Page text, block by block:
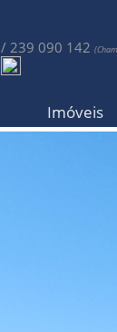
/ 239 090 142
Imóveis